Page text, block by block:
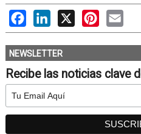
FacebookLinkedIn Pinterest
NEWSLETTER
Recibe las noticias clave